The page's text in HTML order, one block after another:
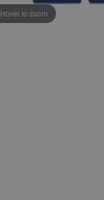
Hover to zoom